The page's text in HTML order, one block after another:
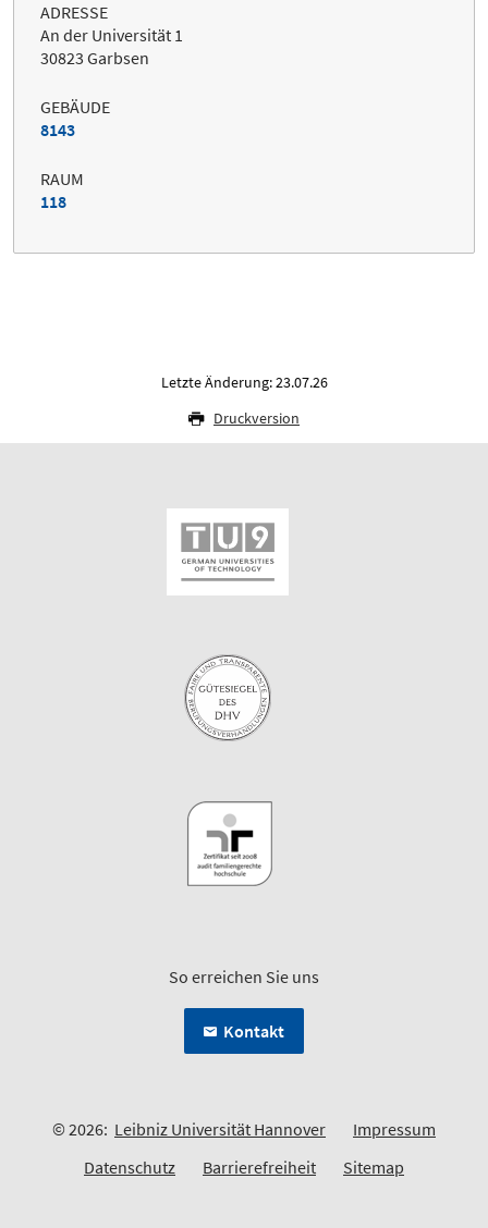
ADRESSE
An der Universität 1
30823 Garbsen
GEBÄUDE
8143
RAUM
118
Letzte Änderung: 23.07.26
Druckversion
So erreichen Sie uns
Kontakt
© 2026: Leibniz Universität Hannover
Impressum
Datenschutz
Barrierefreiheit Sitemap